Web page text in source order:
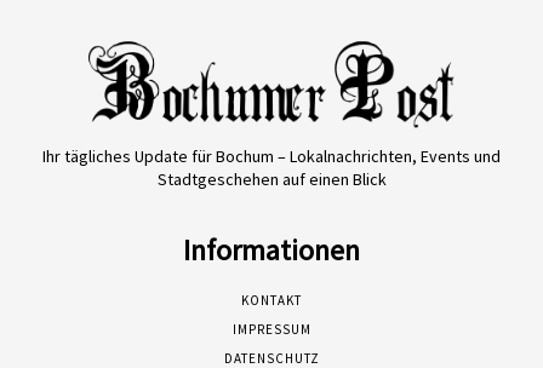
Ihr tägliches Update für Bochum – Lokalnachrichten, Events und
Stadtgeschehen auf einen Blick
Informationen
KONTAKT
IMPRESSUM
DATENSCHUTZ